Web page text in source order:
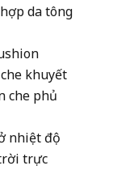
da tông
khuyết
che phủ
nhiệt độ
trực